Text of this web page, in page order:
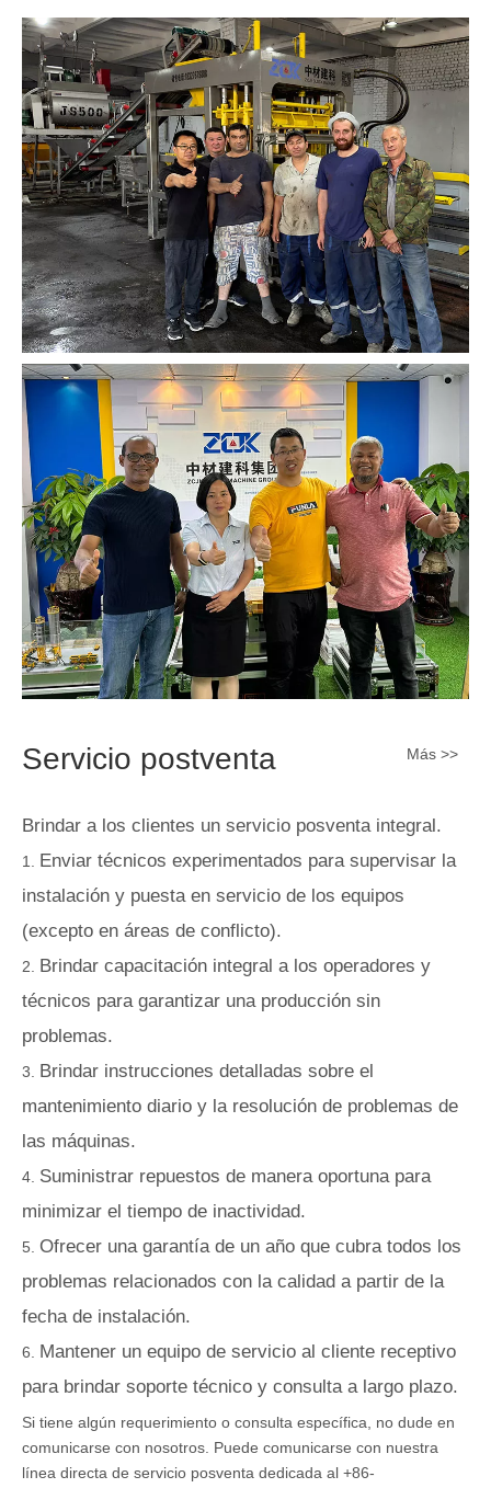
Servicio postventa Más >>
Brindar a los clientes un servicio posventa integral.
Enviar técnicos experimentados para supervisar la
instalación y puesta en servicio de los equipos
(excepto en áreas de conflicto).
Brindar capacitación integral a los operadores y
técnicos para garantizar una producción sin
problemas.
Brindar instrucciones detalladas sobre el
mantenimiento diario y la resolución de problemas de
las máquinas.
Suministrar repuestos de manera oportuna para
minimizar el tiempo de inactividad.
Ofrecer una garantía de un año que cubra todos los
problemas relacionados con la calidad a partir de la
fecha de instalación.
Mantener un equipo de servicio al cliente receptivo
para brindar soporte técnico y consulta a largo plazo.
Si tiene algún requerimiento o consulta específica, no dude en
comunicarse con nosotros. Puede comunicarse con nuestra
línea directa de servicio posventa dedicada al +86-